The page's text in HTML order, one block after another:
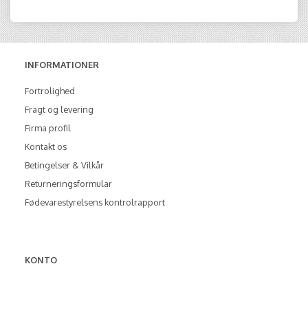
INFORMATIONER
Fortrolighed
Fragt og levering
Firma profil
Kontakt os
Betingelser & Vilkår
Returneringsformular
Fødevarestyrelsens kontrolrapport
KONTO